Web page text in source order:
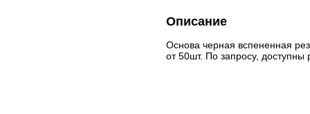
Описание
Основа черная вспененная
от 50шт. По запросу,